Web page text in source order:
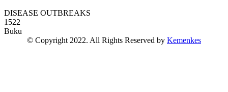
DISEASE OUTBREAKS
1522
Buku
© Copyright 2022. All Rights Reserved by Kemenkes